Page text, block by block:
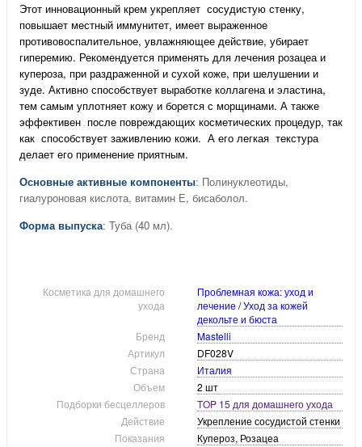
Этот инновационный крем укрепляет сосудистую стенку,
повышает местный иммунитет, имеет выраженное
противовоспалительное, увлажняющее действие, убирает
гиперемию. Рекомендуется применять для лечения розацеа и
купероза, при раздраженной и сухой коже, при шелушении и
зуде. Активно способствует выработке коллагена и эластина,
тем самым уплотняет кожу и борется с морщинами. А также
эффективен после повреждающих косметических процедур, так
как способствует заживлению кожи. А его легкая текстура
делает его применение приятным.
Основные активные компоненты: Полинуклеотиды,
гиалуроновая кислота, витамин Е, бисаболол.
Форма выпуска: Туба (40 мл).
Косметика для домашнего
ухода
Проблемная кожа: уход и
лечение /Уход за кожей
декольте и бюста
Бренд
Mastelli
Артикул
DF028V
Страна
Италия
Объем
2 шт
Подборки бесцеллеров
TOP 15 для домашнего ухода
Действие
Укрепление сосудистой стенки
Показания
Купероз, Розацеа